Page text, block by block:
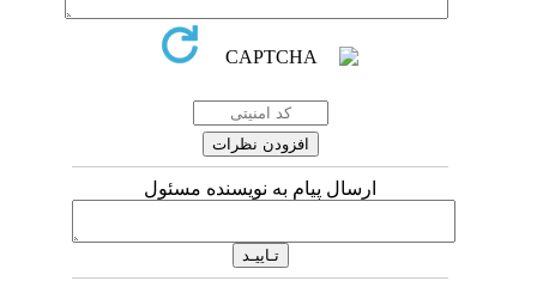
ارسال پیام به نویسنده مسئول